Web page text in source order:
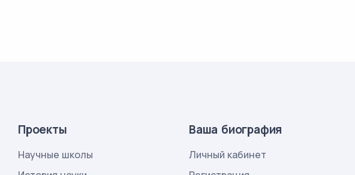
Проекты
Научные школы
Ваша биография
Личный кабинет